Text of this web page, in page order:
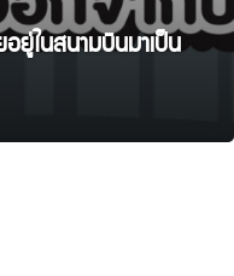
ยู่ในสนามบินมาเป็น